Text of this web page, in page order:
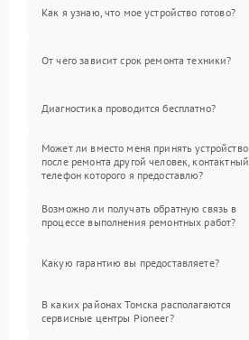
Как я узнаю, что мое устройство готово?
От чего зависит срок ремонта техники?
Диагностика проводится бесплатно?
Может ли вместо меня принять устройство
после ремонта другой человек, контактный
телефон которого я предоставлю?
Возможно ли получать обратную связь в
процессе выполнения ремонтных работ?
Какую гарантию вы предоставляете?
В каких районах Томска располагаются
сервисные центры Pioneer?